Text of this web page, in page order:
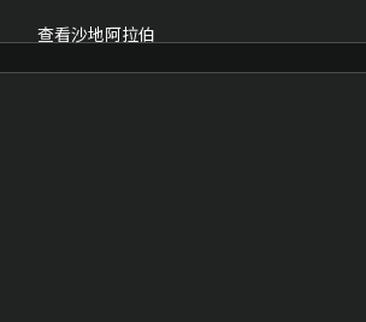
查看沙地阿拉伯